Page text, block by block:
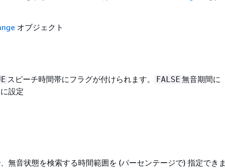
オブジェクト
スピーチ時間帯にフラグが付けられます。 FALSE 無音期間に
設定
無音状態を検索する時間範囲を (パーセンテージで) 指定できま